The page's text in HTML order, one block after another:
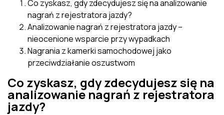
Co zyskasz, gdy zdecydujesz się na analizowanie
nagrań z rejestratora jazdy?
Analizowanie nagrań z rejestratora jazdy –
nieocenione wsparcie przy wypadkach
Nagrania z kamerki samochodowej jako
przeciwdziałanie oszustwom
Co zyskasz, gdy zdecydujesz się na
analizowanie nagrań z rejestratora
jazdy?